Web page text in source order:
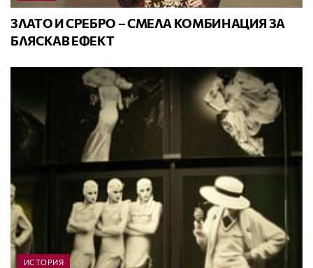
ЗЛАТО И СРЕБРО – СМЕЛА КОМБИНАЦИЯ ЗА
БЛЯСКАВ ЕФЕКТ
ИСТОРИЯ